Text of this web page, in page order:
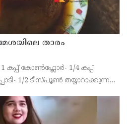
താരം
കോൺഫ്ലോർ- 1/4 കപ്പ്
1/2 ടീസ്പൂൺ തയ്യാറാക്കുന്ന
വെള്ളമെടുത്ത് പഞ